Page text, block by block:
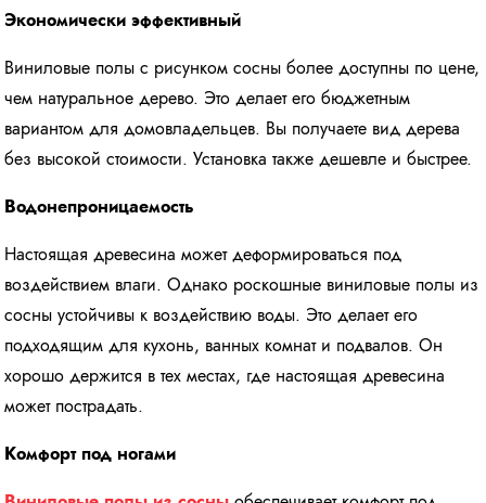
Экономически эффективный
Виниловые полы с рисунком сосны более доступны по цене,
чем натуральное дерево. Это делает его бюджетным
вариантом для домовладельцев. Вы получаете вид дерева
без высокой стоимости. Установка также дешевле и быстрее.
Водонепроницаемость
Настоящая древесина может деформироваться под
воздействием влаги. Однако роскошные виниловые полы из
сосны устойчивы к воздействию воды. Это делает его
подходящим для кухонь, ванных комнат и подвалов. Он
хорошо держится в тех местах, где настоящая древесина
может пострадать.
Комфорт под ногами